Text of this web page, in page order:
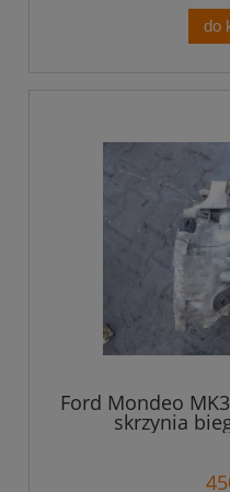
do
Ford Mondeo
skrzynia